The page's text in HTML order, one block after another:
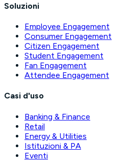
Soluzioni
Employee Engagement
Consumer Engagement
Citizen Engagement
Student Engagement
Fan Engagement
Attendee Engagement
Casi d'uso
Banking & Finance
Retail
Energy & Utilities
Istituzioni & PA
Eventi